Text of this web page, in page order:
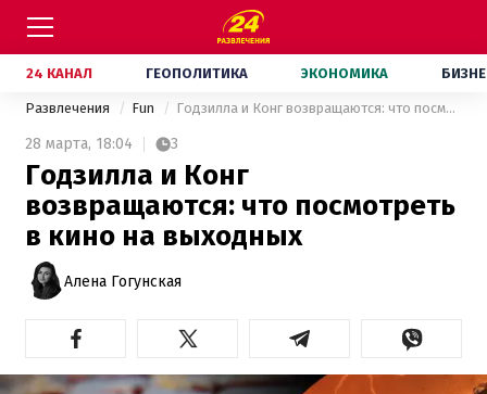
24 КАНАЛ ГЕОПОЛИТИКА ЭКОНОМИКА
Развлечения Fun Годзилла и Конг возвращаются: что посмотреть в кино на выходных
28 марта, 18:04 3
Годзилла и Конг
возвращаются: что посмотреть
в кино на выходных
Алена Гогунская